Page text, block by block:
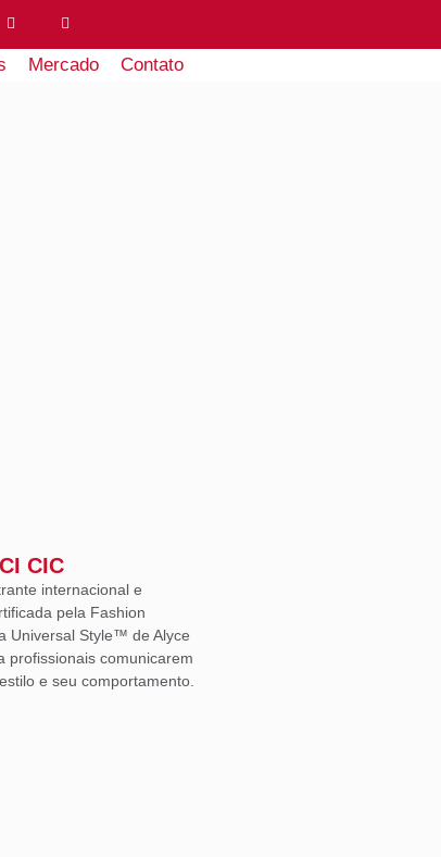
Mercado Contato
CIC
internacional e
pela Fashion
Universal Style™ de Alyce
profissionais comunicarem
e seu comportamento.